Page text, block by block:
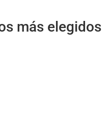
más elegidos